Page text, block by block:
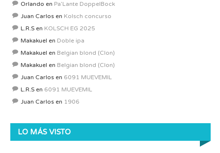
Orlando en Pa’Lante DoppelBock
Juan Carlos en Kolsch concurso
L.R.S en KOLSCH EG 2025
Makakuel en Doble ipa
Makakuel en Belgian blond (Clon)
Makakuel en Belgian blond (Clon)
Juan Carlos en 6091 MUEVEMIL
L.R.S en 6091 MUEVEMIL
Juan Carlos en 1906
LO MÁS VISTO